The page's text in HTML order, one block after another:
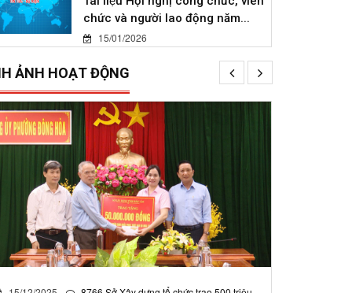
chức và người lao động năm...
15/01/2026
ẢNH HOẠT ĐỘNG